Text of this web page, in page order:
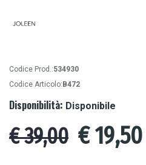
Codice Prod.:534930
Codice Articolo: B472
Disponibilità: Disponibile
€ 39,00 €19,50